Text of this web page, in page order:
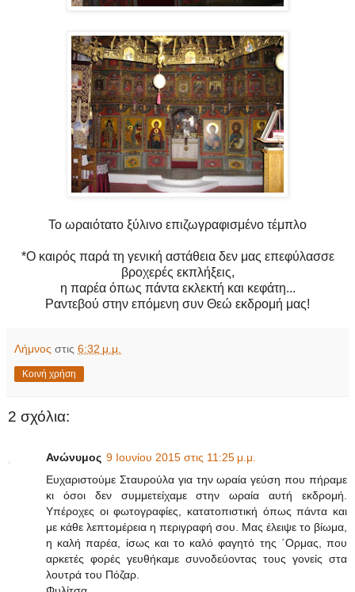
Το ωραιότατο ξύλινο επιζωγραφισμένο τέμπλο
*Ο καιρός παρά τη γενική αστάθεια δεν μας επεφύλασσε
βροχερές εκπλήξεις,
η παρέα όπως πάντα εκλεκτή και κεφάτη...
Ραντεβού στην επόμενη συν Θεώ εκδρομή μας!
Λήμνος στις 6:32 μ.μ.
Κοινή χρήση
2 σχόλια:
Ανώνυμος 9 Ιουνίου 2015 στις 11:25 μ.μ.
Ευχαριστούμε Σταυρούλα για την ωραία γεύση που πήραμε
κι όσοι δεν συμμετείχαμε στην ωραία αυτή εκδρομή.
Υπέροχες οι φωτογραφίες, κατατοπιστική όπως πάντα και
με κάθε λεπτομέρεια η περιγραφή σου. Μας έλειψε το βίωμα,
η καλή παρέα, ίσως και το καλό φαγητό της ΄Ορμας, που
αρκετές φορές γευθήκαμε συνοδεύοντας τους γονείς στα
λουτρά του Πόζαρ.